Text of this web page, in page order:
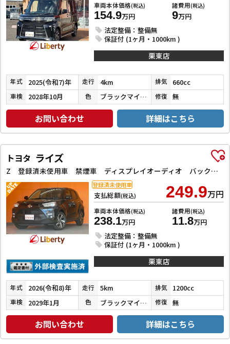
車両本体価格(税込)
154.9万円
諸費用(税込)
9万円
法定整備：整備無
保証付 (1ヶ月・1000km )
栗東店
年式 2025(令和7)年 走行 4km 排気 660cc
車検 2028年10月 色 ブラックマイカメタリック 修復 無
お問い合わせ 詳細はこちら
トヨタ ライズ
Z 登録済未使用車 禁煙車 ディスプレイオーディオ バックカメラ クリアランスソナー オートクルーズコントロール レーンアシスト 衝突被害軽減システム TV LEDヘッドランプ アルミホイール
支払総額(税込) 249.9万円
車両本体価格(税込)
238.1万円
諸費用(税込)
11.8万円
法定整備：整備無
保証付 (1ヶ月・1000km )
登録済未使用車
栗東店
年式 2026(令和8)年 走行 5km 排気 1200cc
車検 2029年1月 色 ブラックマイカメタリック 修復 無
お問い合わせ 詳細はこちら